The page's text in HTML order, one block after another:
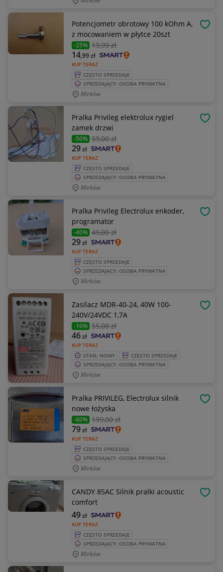
Potencjometr obrotowy 100 kOhm A,
z mocowaniem w płytce 20szt
-25% 19,99 zł
KUP TERAZ
14,99zł
CZĘSTO SPRZEDAJE
SPRZEDAJĄCY: OSOBA PRYWATNA
Mirków
Pralka Privileg elektrolux rygiel
zamek drzwi
-50% 59,00 zł
KUP TERAZ
29zł
CZĘSTO SPRZEDAJE
SPRZEDAJĄCY: OSOBA PRYWATNA
Mirków
Pralka Privileg Electrolux enkoder,
programator
-40% 49,00 zł
KUP TERAZ
29zł
CZĘSTO SPRZEDAJE
SPRZEDAJĄCY: OSOBA PRYWATNA
Mirków
Zasilacz MDR-40-24, 40W 100-
240V/24VDC 1,7A
-16% 55,00 zł
KUP TERAZ
46zł
STAN: NOWY
CZĘSTO SPRZEDAJE
SPRZEDAJĄCY: OSOBA PRYWATNA
Mirków
Pralka PRIVILEG, Electrolux silnik
nowe łożyska
-60% 199,00 zł
KUP TERAZ
79zł
CZĘSTO SPRZEDAJE
SPRZEDAJĄCY: OSOBA PRYWATNA
Mirków
CANDY 85AC Silnik pralki acoustic
comfort
KUP TERAZ
49zł
CZĘSTO SPRZEDAJE
SPRZEDAJĄCY: OSOBA PRYWATNA
Mirków